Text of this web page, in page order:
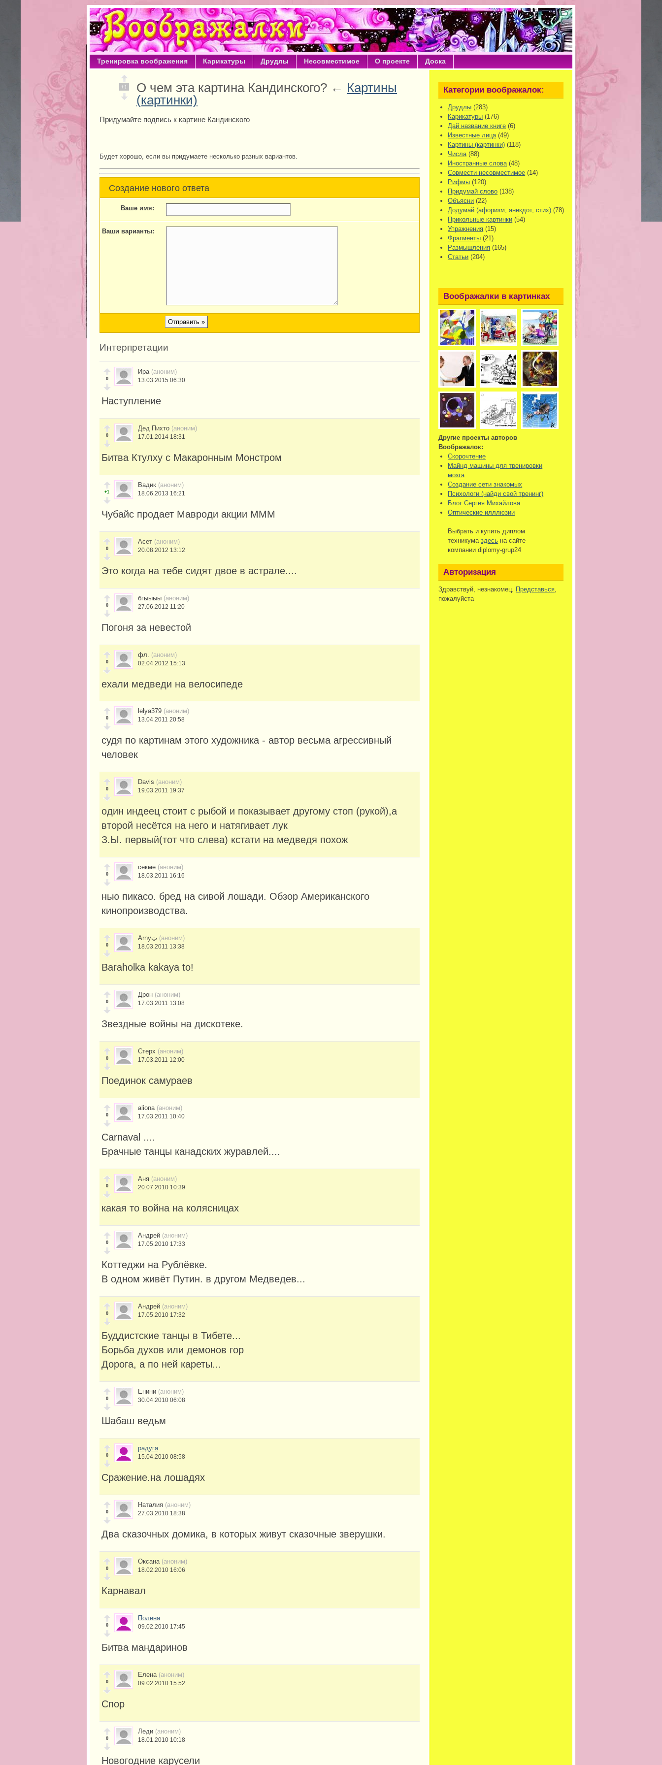
Тренировка воображения Карикатуры Друдлы Несовместимое О проекте Доска
+1 О чем эта картина Кандинского? ← Картины
(картинки)
Придумайте подпись к картине Кандинского
Будет хорошо, если вы придумаете несколько разных вариантов.
Создание нового ответа
Ваше имя:
Ваши варианты:
Интерпретации
0
Ира (аноним)
13.03.2015 06:30
Наступление
0
Дед Пихто (аноним)
17.01.2014 18:31
Битва Ктулху с Макаронным Монстром
+1
Вадик (аноним)
18.06.2013 16:21
Чубайс продает Мавроди акции МММ
0
Асет (аноним)
20.08.2012 13:12
Это когда на тебе сидят двое в астрале....
0
бгыыыы (аноним)
27.06.2012 11:20
Погоня за невестой
0
фл. (аноним)
02.04.2012 15:13
ехали медведи на велосипеде
0
lelya379 (аноним)
13.04.2011 20:58
судя по картинам этого художника - автор весьма агрессивный
человек
0
Davis (аноним)
19.03.2011 19:37
один индеец стоит с рыбой и показывает другому стоп (рукой),а
второй несётся на него и натягивает лук
З.Ы. первый(тот что слева) кстати на медведя похож
0
секме (аноним)
18.03.2011 16:16
нью пикасо. бред на сивой лошади. Обзор Американского
кинопроизводства.
0
(аноним)
18.03.2011 13:38
Baraholka kakaya to!
0
Дрон (аноним)
17.03.2011 13:08
Звездные войны на дискотеке.
0
Стерх (аноним)
17.03.2011 12:00
Поединок самураев
0
aliona (аноним)
17.03.2011 10:40
Carnaval ....
Брачные танцы канадских журавлей....
0
Аня (аноним)
20.07.2010 10:39
какая то война на колясницах
0
Андрей (аноним)
17.05.2010 17:33
Коттеджи на Рублёвке.
В одном живёт Путин. в другом Медведев...
0
Андрей (аноним)
17.05.2010 17:32
Буддистские танцы в Тибете...
Борьба духов или демонов гор
Дорога, а по ней кареты...
0
Енини (аноним)
30.04.2010 06:08
Шабаш ведьм
0
радуга
15.04.2010 08:58
Сражение.на лошадях
0
Наталия (аноним)
27.03.2010 18:38
Два сказочных домика, в которых живут сказочные зверушки.
0
Оксана (аноним)
18.02.2010 16:06
Карнавал
0
Полена
09.02.2010 17:45
Битва мандаринов
0
Елена (аноним)
09.02.2010 15:52
Спор
0
Леди (аноним)
18.01.2010 10:18
Новогодние карусели
Категории воображалок:
Друдлы (283)
Карикатуры (176)
Дай название книге (6)
Известные лица(49)
Картины (картинки) (118)
Числа(88)
Иностранные слова(48)
Совмести несовместимое (14)
Рифмы (120)
Придумай слово (138)
Объясни (22)
Додумай (афоризм, анекдот, стих) (78)
Прикольные картинки (54)
Упражнения (15)
Фрагменты (21)
Размышления (165)
Статьи (204)
Воображалки в картинках
Другие проекты авторов
Воображалок:
Скорочтение
Майнд машины для тренировки
мозга
Создание сети знакомых
Психологи (найди свой тренинг)
Блог Сергея Михайлова
Оптические илллюзии
Выбрать и купить диплом
техникумаздесь на сайте
компании diplomy-grup24
Авторизация
Здравствуй, незнакомец. Представься,
пожалуйста